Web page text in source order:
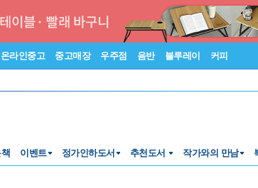
온라인중고 중고매장 우주점 음반 블루레이 커피
이벤트 정가인하도서 추천도서 작가와의 만남